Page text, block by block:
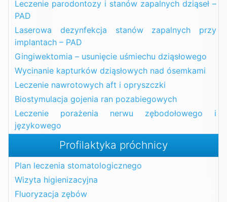
Leczenie parodontozy i stanów zapalnych dziąseł –
PAD
Laserowa dezynfekcja stanów zapalnych przy
implantach – PAD
Gingiwektomia – usunięcie uśmiechu dziąsłowego
Wycinanie kapturków dziąsłowych nad ósemkami
Leczenie nawrotowych aft i opryszczki
Biostymulacja gojenia ran pozabiegowych
Leczenie porażenia nerwu zębodołowego i
językowego
Profilaktyka próchnicy
Plan leczenia stomatologicznego
Wizyta higienizacyjna
Fluoryzacja zębów